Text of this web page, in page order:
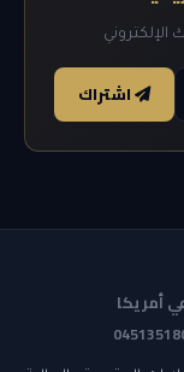
اشتراك
أمريكا